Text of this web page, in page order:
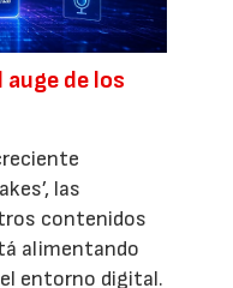
de los
las
contenidos
alimentando
entorno digital.